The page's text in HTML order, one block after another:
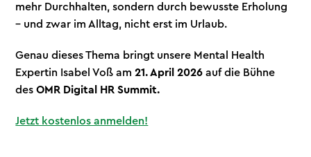
mehr Durchhalten, sondern durch bewusste Erholung
– und zwar im Alltag, nicht erst im Urlaub.
Genau dieses Thema bringt unsere Mental Health
Expertin Isabel Voß am21. April 2026 auf die Bühne
desOMR Digital HR Summit.
Jetzt kostenlos anmelden!